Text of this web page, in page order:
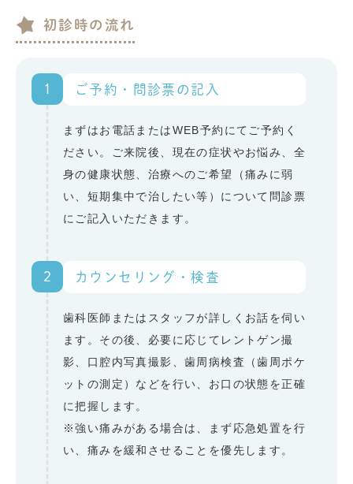
初診時の流れ
1 ご予約・問診票の記入
まずはお電話またはWEB予約にてご予約く
ださい。ご来院後、現在の症状やお悩み、全
身の健康状態、治療へのご希望（痛みに弱
い、短期集中で治したい等）について問診票
にご記入いただきます。
2 カウンセリング・検査
歯科医師またはスタッフが詳しくお話を伺い
ます。その後、必要に応じてレントゲン撮
影、口腔内写真撮影、歯周病検査（歯周ポケ
ットの測定）などを行い、お口の状態を正確
に把握します。
※強い痛みがある場合は、まず応急処置を行
い、痛みを緩和させることを優先します。